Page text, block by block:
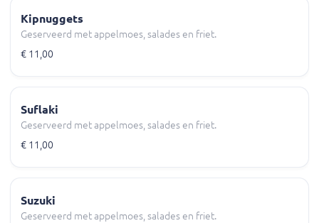
Kipnuggets
Geserveerd met appelmoes, salades en friet.
€ 11,00
Suflaki
Geserveerd met appelmoes, salades en friet.
€ 11,00
Suzuki
Geserveerd met appelmoes, salades en friet.